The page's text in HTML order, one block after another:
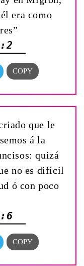
era como
que le
á la
quizá
no es difícil
ó con poco